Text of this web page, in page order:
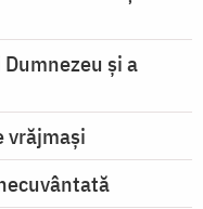
şi a
vrăjmași